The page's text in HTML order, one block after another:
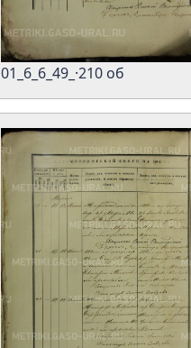
01_6_6_49_·210 об